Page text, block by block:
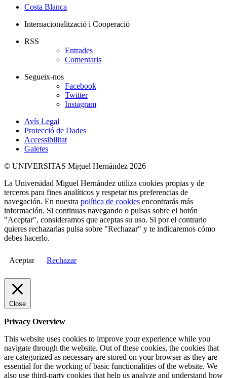
Costa Blanca
Internacionalització i Cooperació
RSS
Entrades
Comentaris
Segueix-nos
Facebook
Twitter
Instagram
Avís Legal
Protecció de Dades
Accessibilitat
Galetes
© UNIVERSITAS Miguel Hernández 2026
La Universidad Miguel Hernández utiliza cookies propias y de
terceros para fines analíticos y respetar tus preferencias de
navegación. En nuestra política de cookies encontrarás más
información. Si continuas navegando o pulsas sobre el botón
"Aceptar", consideramos que aceptas su uso. Si por el contrario
quieres rechazarlas pulsa sobre "Rechazar" y te indicaremos cómo
debes hacerlo.
Aceptar Rechazar
Close
Privacy Overview
This website uses cookies to improve your experience while you
navigate through the website. Out of these cookies, the cookies that
are categorized as necessary are stored on your browser as they are
essential for the working of basic functionalities of the website. We
also use third-party cookies that help us analyze and understand how